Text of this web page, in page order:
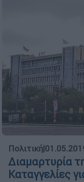
Πολιτική|
Διαμαρτυρία
Kαταγγελίες